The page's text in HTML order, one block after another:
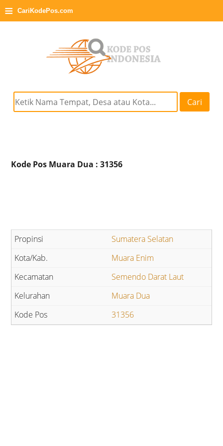
≡ CariKodePos.com
Cari
Kode Pos Muara Dua : 31356
Sumatera Selatan
Muara Enim
Semendo Darat Laut
Muara Dua
31356